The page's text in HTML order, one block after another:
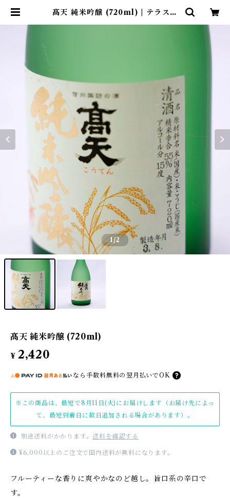
髙天 純米吟醸 (720ml) | テラス蓼
1/2
髙天 純米吟醸 (720ml)
¥ 2,420
なら 手数料無料の 翌月払いでOK
※この商品は、最短で8月11日(火)にお届けします（お届け先によっ
て、最短到着日に数日追加される場合があります）。
別途送料がかかります。送料を確認する
¥6,000以上のご注文で国内送料が無料になります。
フルーティーな香りに爽やかなのど越し。旨口系の辛口で
す。